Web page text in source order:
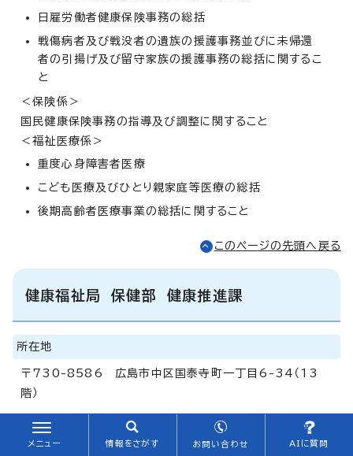
日雇労働者健康保険事務の総括
戦傷病者及び戦没者の遺族の援護事務並びに未帰還
者の引揚げ及び留守家族の援護事務の総括に関するこ
と
＜保険係＞
国民健康保険事務の指導及び調整に関すること
＜福祉医療係＞
重度心身障害者医療
こども医療及びひとり親家庭等医療の総括
後期高齢者医療事業の総括に関すること
このページの先頭へ戻る
健康福祉局 保健部 健康推進課
所在地
〒730-8586 広島市中区国泰寺町一丁目6-34（13
階）
電話番号
メニュー 情報をさがす お問い合わせ AIに質問